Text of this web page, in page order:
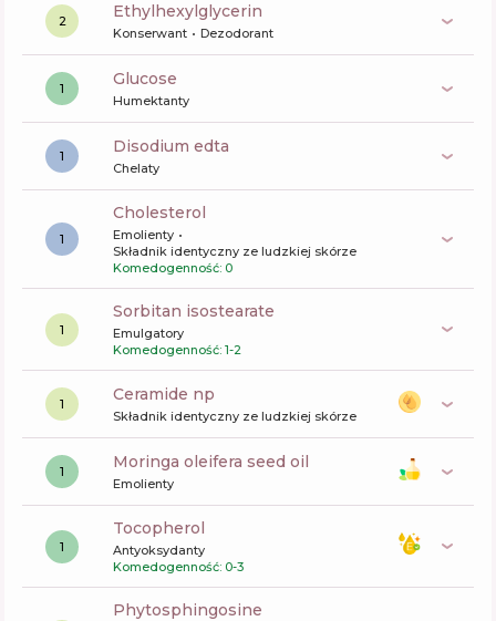
2 ethylhexylglycerin
Konserwant Dezodorant
1 glucose
Humektanty
1 disodium edta
Chelaty
1
cholesterol
Emolienty
Składnik identyczny ze ludzkiej skórze
Komedogenność: 0
1
sorbitan isostearate
Emulgatory
Komedogenność: 1-2
1 ceramide np
Składnik identyczny ze ludzkiej skórze
1 moringa oleifera seed oil
Emolienty
1
tocopherol
Antyoksydanty
Komedogenność: 0-3
phytosphingosine